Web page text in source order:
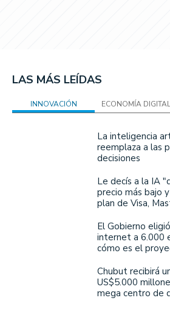
LAS MÁS LEÍDAS
INNOVACIÓN ECONOMÍA DIGITAL
La inteligencia
reemplaza a las
decisiones
Le decís a la IA
precio más bajo
plan de Visa,
El Gobierno
internet a 6.000
cómo es el
Chubut recibirá
US$5.000
mega centro de